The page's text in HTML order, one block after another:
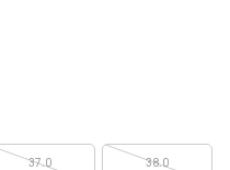
37.0 38.0